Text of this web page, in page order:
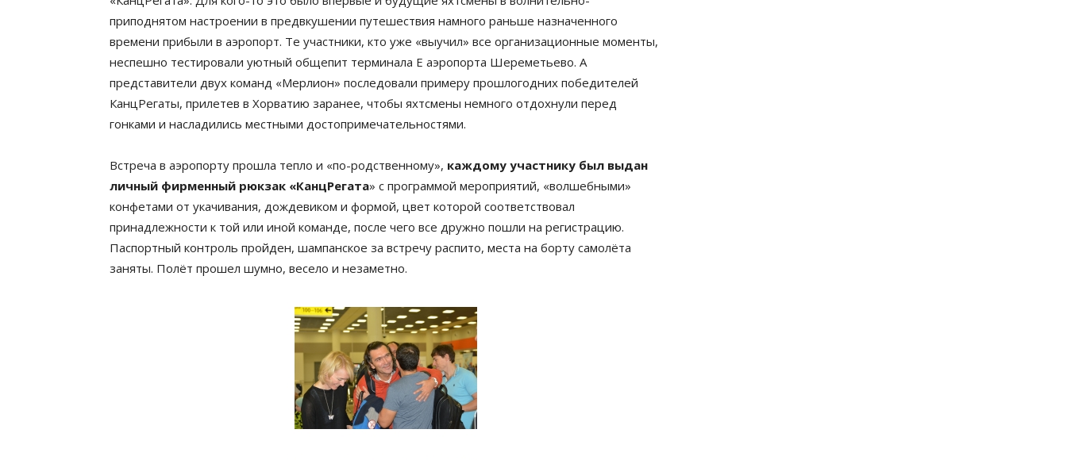
приподнятом настроении в предвкушении путешествия намного раньше назначенного
времени прибыли в аэропорт. Те участники, кто уже «выучил» все организационные моменты,
неспешно тестировали уютный общепит терминала Е аэропорта Шереметьево. А
представители двух команд «Мерлион» последовали примеру прошлогодних победителей
КанцРегаты, прилетев в Хорватию заранее, чтобы яхтсмены немного отдохнули перед
гонками и насладились местными достопримечательностями.
Встреча в аэропорту прошла тепло и «по-родственному», каждому участнику был выдан
личный фирменный рюкзак «КанцРегата» с программой мероприятий, «волшебными»
конфетами от укачивания, дождевиком и формой, цвет которой соответствовал
принадлежности к той или иной команде, после чего все дружно пошли на регистрацию.
Паспортный контроль пройден, шампанское за встречу распито, места на борту самолёта
заняты. Полёт прошел шумно, весело и незаметно.